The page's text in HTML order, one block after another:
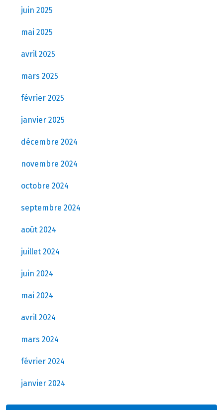
juin 2025
mai 2025
avril 2025
mars 2025
février 2025
janvier 2025
décembre 2024
novembre 2024
octobre 2024
septembre 2024
août 2024
juillet 2024
juin 2024
mai 2024
avril 2024
mars 2024
février 2024
janvier 2024